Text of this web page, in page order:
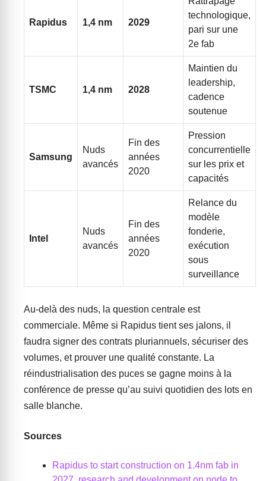
Rapidus 1,4 nm 2029
technologique,
pari sur une
2e fab
TSMC 1,4 nm 2028
Maintien du
leadership,
cadence
soutenue
Samsung
Nuds
avancés
Fin des
années
2020
Pression
concurrentielle
sur les prix et
capacités
Intel
Nuds
avancés
Fin des
années
2020
Relance du
modèle
fonderie,
exécution
sous
surveillance
Au-delà des nuds, la question centrale est
commerciale. Même si Rapidus tient ses jalons, il
faudra signer des contrats pluriannuels, sécuriser des
volumes, et prouver une qualité constante. La
réindustrialisation des puces se gagne moins à la
conférence de presse qu’au suivi quotidien des lots en
salle blanche.
Sources
Rapidus to start construction on 1.4nm fab in